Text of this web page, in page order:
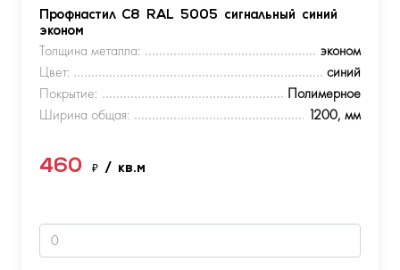
Профнастил С8 RAL 5005 сигнальный синий
эконом
Толщина металла:
эконом
Цвет:
синий
Покрытие:
Полимерное
Ширина общая:
1200, мм
460 ₽ / кв.м